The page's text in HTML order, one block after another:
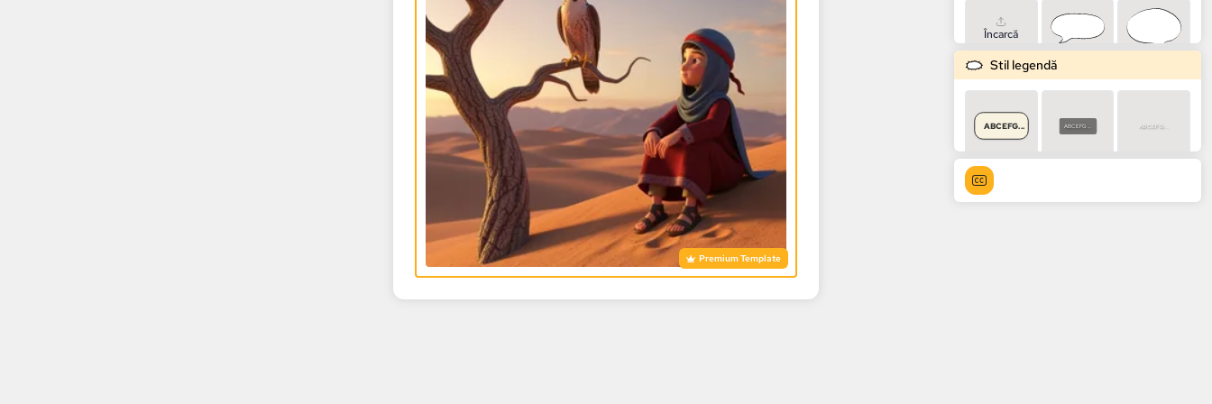
Premium Template
Încarcă
Stil legendă
ABCEFG... ABCEFG... ABCEFG...
ABCEFG... ABCEFG...